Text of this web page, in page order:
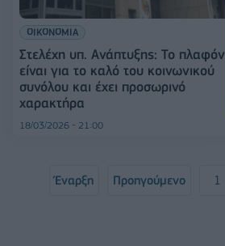
ΟΙΚΟΝΟΜΙΑ
Στελέχη υπ. Ανάπτυξης: Το πλαφόν
είναι για το καλό του κοινωνικού
συνόλου και έχει προσωρινό
χαρακτήρα
18/03/2026 - 21:00
Έναρξη Προηγούμενο 1